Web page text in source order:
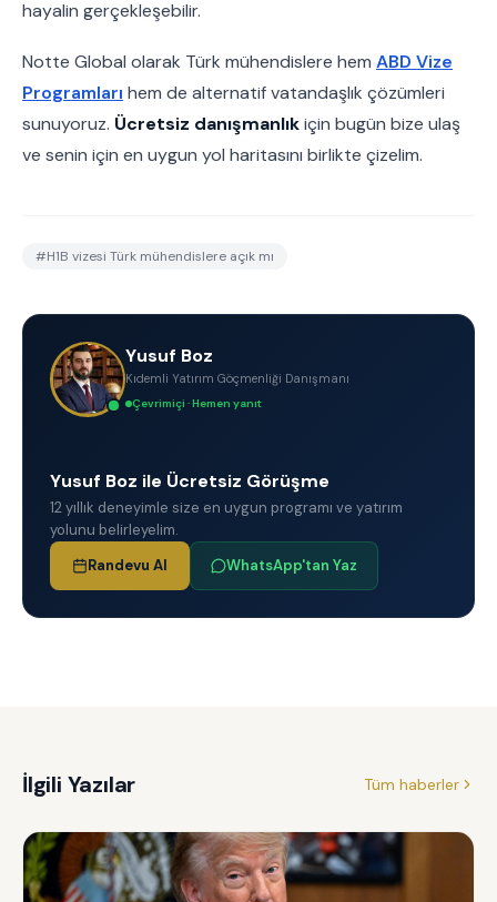
hayalin gerçekleşebilir.
Notte Global olarak Türk mühendislere hem ABD Vize
Programları hem de alternatif vatandaşlık çözümleri
sunuyoruz. Ücretsiz danışmanlıkiçin bugün bize ulaş
ve senin için en uygun yol haritasını birlikte çizelim.
#H1B vizesi Türk mühendislere açık mı
Yusuf Boz
Kıdemli Yatırım Göçmenliği Danışmanı
Çevrimiçi · Hemen yanıt
Yusuf Boz ile Ücretsiz Görüşme
12 yıllık deneyimle size en uygun programı ve yatırım
yolunu belirleyelim.
Randevu Al
WhatsApp'tan Yaz
İlgili Yazılar Tüm haberler